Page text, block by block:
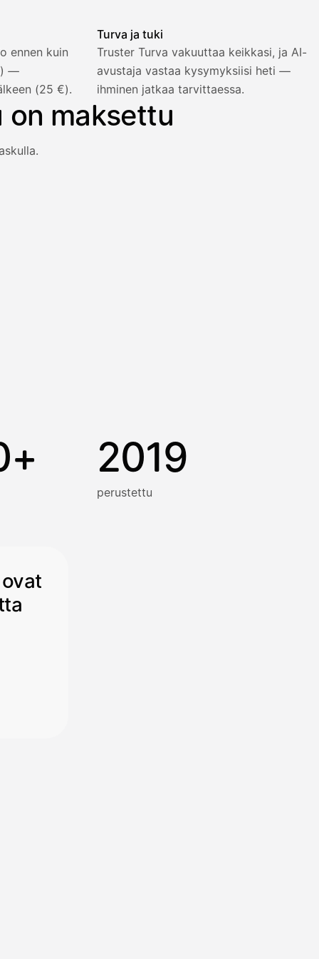
ennen kuin
—
(25 €).
Turva ja tuki
Truster Turva vakuuttaa keikkasi, ja AI-
avustaja vastaa kysymyksiisi heti —
ihminen jatkaa tarvittaessa.
maksettu
heti viiden prosentin lisähinnalla.
2019
perustettu